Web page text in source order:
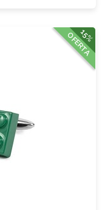
15%
OFERTA